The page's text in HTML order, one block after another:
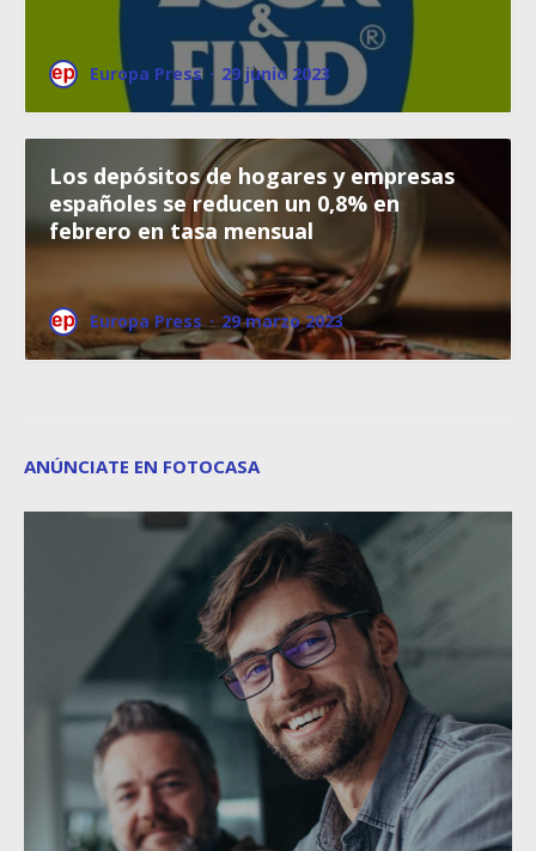
Europa Press · 29 junio 2023
Los depósitos de hogares y empresas
españoles se reducen un 0,8% en
febrero en tasa mensual
Europa Press · 29 marzo 2023
ANÚNCIATE EN FOTOCASA